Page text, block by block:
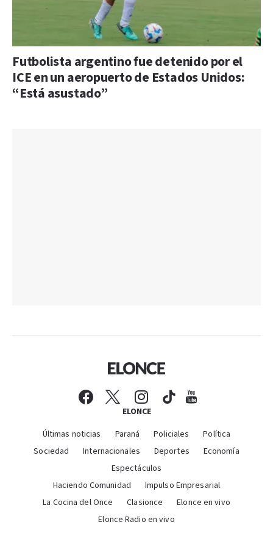
Futbolista argentino fue detenido por el
ICE en un aeropuerto de Estados Unidos:
“Está asustado”
ELONCE
Últimas noticias Paraná Policiales
Política
Sociedad
Internacionales Deportes
Economía
Espectáculos
Haciendo Comunidad
Impulso Empresarial
La Cocina del Once
Clasionce
Elonce en vivo
Elonce Radio en vivo